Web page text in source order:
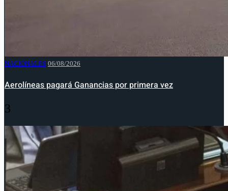
NACIONALES 06/08/2026
Aerolíneas pagará Ganancias por primera vez
3